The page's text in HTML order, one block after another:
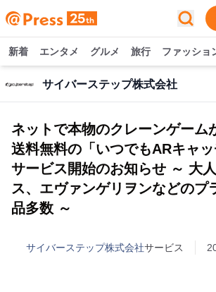
新着 エンタメ グルメ 旅行 ファッショ
サイバーステップ株式会社
ネットで本物のクレーンゲーム
送料無料の「いつでもARキャ
サービス開始のお知らせ ～ 大
ス、エヴァンゲリヲンなどのプ
品多数 ～
サイバーステップ株式会社サービス